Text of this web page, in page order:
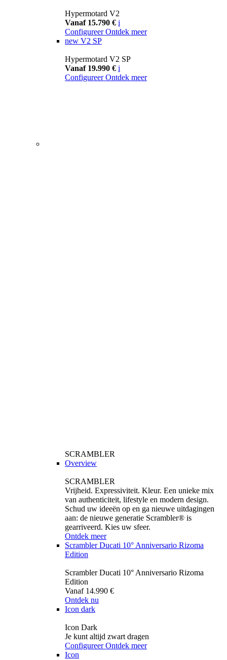
Hypermotard V2
Vanaf 15.790 € i
Configureer Ontdek meer
new V2 SP
Hypermotard V2 SP
Vanaf 19.990 € i
Configureer Ontdek meer
SCRAMBLER
Overview
SCRAMBLER
Vrijheid. Expressiviteit. Kleur. Een unieke mix
van authenticiteit, lifestyle en modern design.
Schud uw ideeën op en ga nieuwe uitdagingen
aan: de nieuwe generatie Scrambler® is
gearriveerd. Kies uw sfeer.
Ontdek meer
Scrambler Ducati 10° Anniversario Rizoma
Edition
Scrambler Ducati 10° Anniversario Rizoma
Edition
Vanaf 14.990 €
Ontdek nu
Icon dark
Icon Dark
Je kunt altijd zwart dragen
Configureer Ontdek meer
Icon